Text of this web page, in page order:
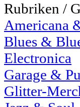
Rubriken /
Americana
Blues &
Electronica
Garage &
Glitter-